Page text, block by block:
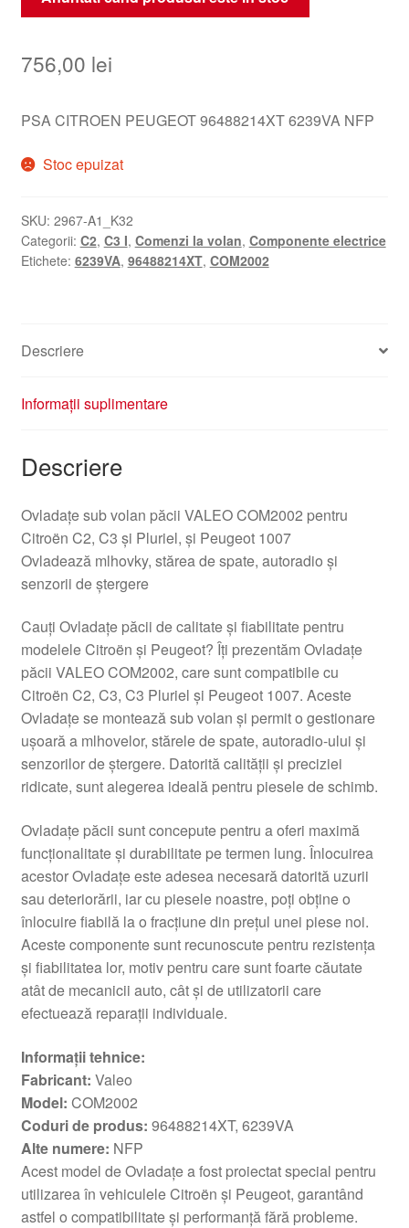
756,00 lei
PSA CITROEN PEUGEOT 96488214XT 6239VA NFP
Stoc epuizat
SKU: 2967-A1_K32
Categorii: C2, C3 I, Comenzi la volan, Componente electrice
Etichete: 6239VA, 96488214XT, COM2002
Descriere
Informații suplimentare
Descriere
Ovladațe sub volan păcii VALEO COM2002 pentru
Citroën C2, C3 și Pluriel, și Peugeot 1007
Ovladează mlhovky, stărea de spate, autoradio și
senzorii de ștergere
Cauți Ovladațe păcii de calitate și fiabilitate pentru
modelele Citroën și Peugeot? Îți prezentăm Ovladațe
păcii VALEO COM2002, care sunt compatibile cu
Citroën C2, C3, C3 Pluriel și Peugeot 1007. Aceste
Ovladațe se montează sub volan și permit o gestionare
ușoară a mlhovelor, stărele de spate, autoradio-ului și
senzorilor de ștergere. Datorită calității și preciziei
ridicate, sunt alegerea ideală pentru piesele de schimb.
Ovladațe păcii sunt concepute pentru a oferi maximă
funcționalitate și durabilitate pe termen lung. Înlocuirea
acestor Ovladațe este adesea necesară datorită uzurii
sau deteriorării, iar cu piesele noastre, poți obține o
înlocuire fiabilă la o fracțiune din prețul unei piese noi.
Aceste componente sunt recunoscute pentru rezistența
și fiabilitatea lor, motiv pentru care sunt foarte căutate
atât de mecanicii auto, cât și de utilizatorii care
efectuează reparații individuale.
Informații tehnice:
Fabricant: Valeo
Model: COM2002
Coduri de produs: 96488214XT, 6239VA
Alte numere: NFP
Acest model de Ovladațe a fost proiectat special pentru
utilizarea în vehiculele Citroën și Peugeot, garantând
astfel o compatibilitate și performanță fără probleme.